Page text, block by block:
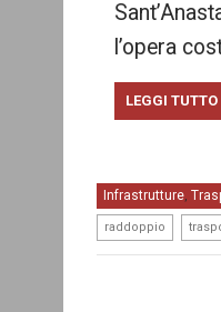
l’opera
LEGGI TUTTO
Infrastrutture,
raddoppio